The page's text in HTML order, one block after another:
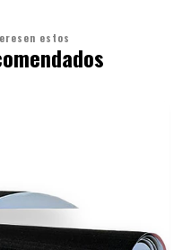
estos